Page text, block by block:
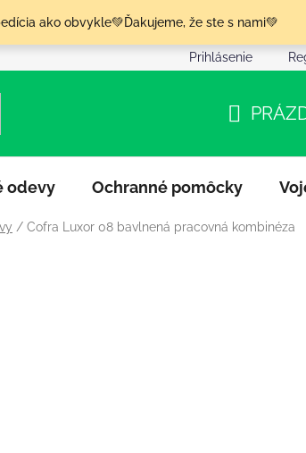
ako obvykle💚Ďakujeme, že ste s nami💚
Podmienky ochrany
Prihlásenie
KOŠÍK
odevy Ochranné pomôcky
/ Cofra Luxor 08 bavlnená pracovná kombinéza